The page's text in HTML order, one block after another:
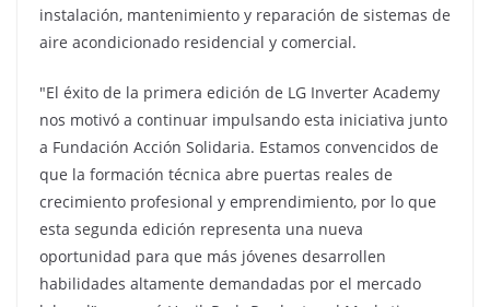
instalación, mantenimiento y reparación de sistemas de
aire acondicionado residencial y comercial.
"El éxito de la primera edición de LG Inverter Academy
nos motivó a continuar impulsando esta iniciativa junto
a Fundación Acción Solidaria. Estamos convencidos de
que la formación técnica abre puertas reales de
crecimiento profesional y emprendimiento, por lo que
esta segunda edición representa una nueva
oportunidad para que más jóvenes desarrollen
habilidades altamente demandadas por el mercado